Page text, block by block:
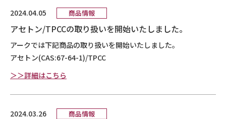
2024.04.05 商品情報
アセトン/TPCCの取り扱いを開始いたしました。
アークでは下記商品の取り扱いを開始いたしました。
アセトン(CAS:67-64-1)/TPCC
＞＞詳細はこちら
2024.03.26 商品情報